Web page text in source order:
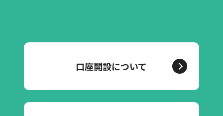
口座開設について